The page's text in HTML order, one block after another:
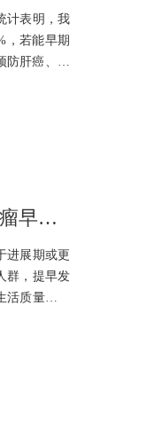
计表明，我
，若能早期
防肝癌、提
技术具有
。世和基
4篇93分！世和基因DECIPHER系列肿瘤早筛研究成果大盘点
进展期或更
群，提早发
质量，同
症早筛研
媒介包括